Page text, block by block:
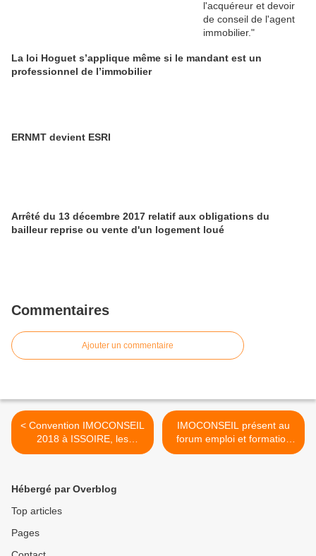
La loi Hoguet s’applique même si le mandant est un
professionnel de l’immobilier
ERNMT devient ESRI
Arrêté du 13 décembre 2017 relatif aux obligations du
bailleur reprise ou vente d'un logement loué
Commentaires
Ajouter un commentaire
< Convention IMOCONSEIL
2018 à ISSOIRE, les
mandataires imoconseil
IMOCONSEIL présent au
forum emploi et formation
de Guingamp >
Hébergé par Overblog
Top articles
Pages